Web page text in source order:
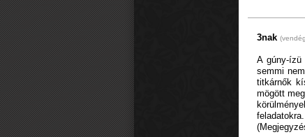
3nak
A gúny-ízü
semmi
titkárnők
mögött
feladatokra.